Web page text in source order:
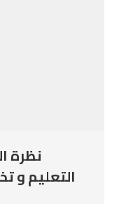
نظرة
التعليم و